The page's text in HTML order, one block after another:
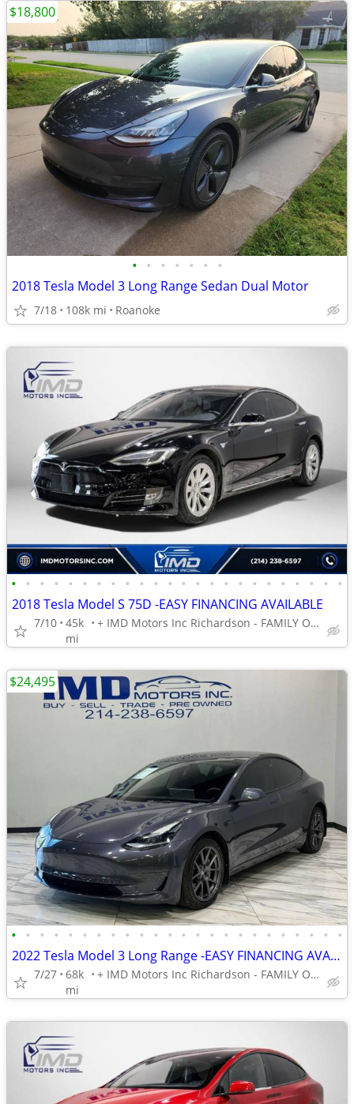
• • • • • • •
2018 Tesla Model 3 Long Range Sedan Dual Motor
7/18 108k mi Roanoke
$18,800
• • • • • • • • • • • • • • • • • • • • • • • •
2018 Tesla Model S 75D -EASY FINANCING AVAILABLE
7/10 45k
mi
+ IMD Motors Inc Richardson - FAMILY OWNED AND OPERATED !
• • • • • • • • • • • • • • • • • • • • • • • •
2022 Tesla Model 3 Long Range -EASY FINANCING AVAILABLE
7/27 68k
mi
+ IMD Motors Inc Richardson - FAMILY OWNED AND OPERATED !
$24,495